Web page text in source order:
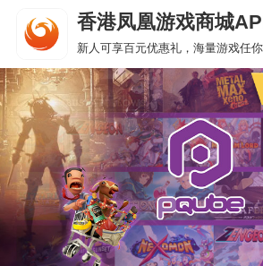
香港凤凰游戏商城
新人可享百元优惠礼，海量游戏任